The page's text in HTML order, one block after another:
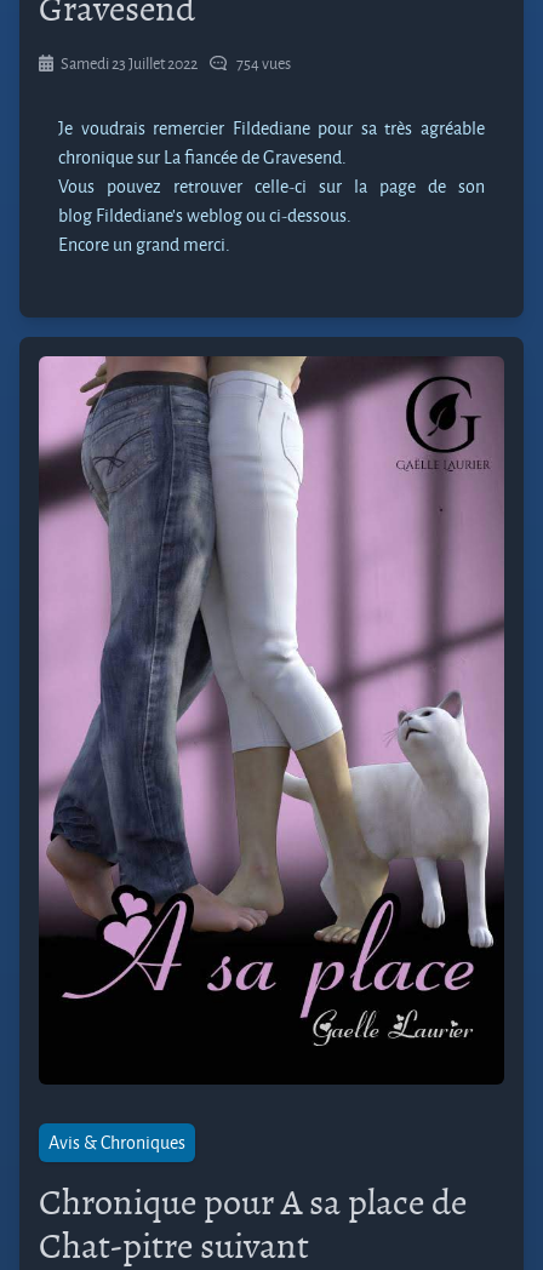
Gravesend
Samedi 23 Juillet 2022 754 vues
Je voudrais remercier Fildediane pour sa très agréable
chronique sur La fiancée de Gravesend.
Vous pouvez retrouver celle-ci sur la page de son
blog Fildediane’s weblog ou ci-dessous.
Encore un grand merci.
Avis & Chroniques
Chronique pour A sa place de
Chat-pitre suivant